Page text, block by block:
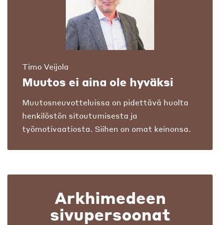
Timo Veijola
Muutos ei aina ole hyväksi
Muutosneuvotteluissa on pidettävä huolta
henkilöstön sitoutumisesta ja
työmotivaatiosta. Siihen on omat keinonsa.
Arkhimedeen
sivupersoonat